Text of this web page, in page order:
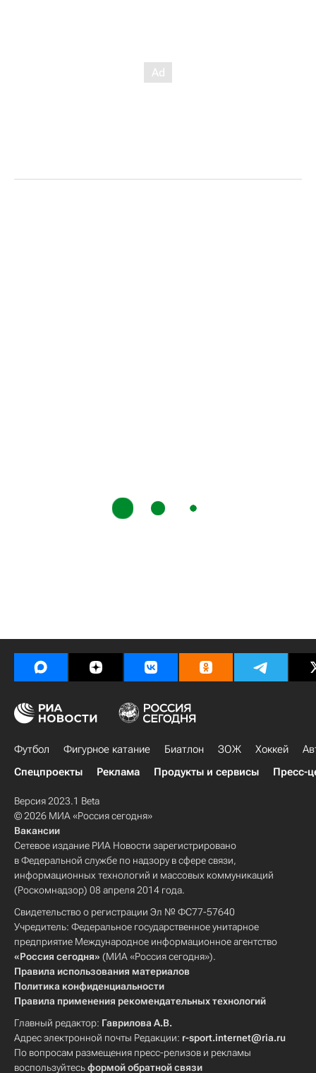
Футбол Фигурное катание Биатлон ЗОЖ Хоккей
Спецпроекты
Реклама Продукты и сервисы Пресс-
Версия 2023.1 Beta
© 2026 МИА «Россия сегодня»
Вакансии
Сетевое издание РИА Новости зарегистрировано
в Федеральной службе по надзору в сфере связи,
информационных технологий и массовых коммуникаций
(Роскомнадзор) 08 апреля 2014 года.
Свидетельство о регистрации Эл № ФС77-57640
Учредитель: Федеральное государственное унитарное
предприятие Международное информационное агентство
«Россия сегодня» (МИА «Россия сегодня»).
Правила использования материалов
Политика конфиденциальности
Правила применения рекомендательных технологий
Главный редактор: Гаврилова А.В.
Адрес электронной почты Редакции: r-sport.internet@ria.ru
По вопросам размещения пресс-релизов и рекламы
воспользуйтесьформой обратной связи